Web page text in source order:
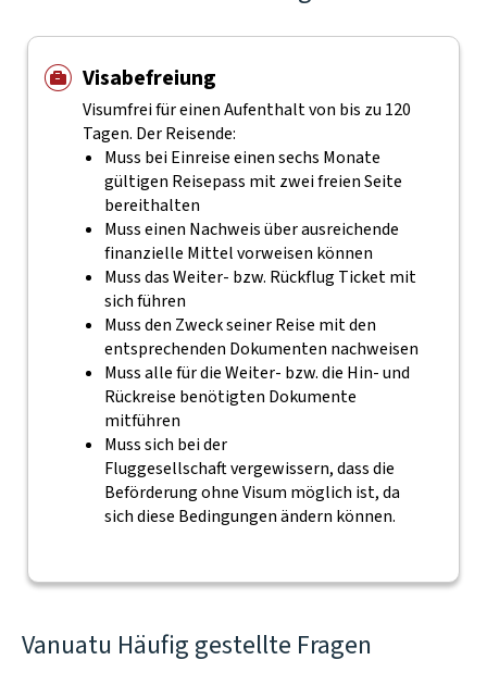
Visabefreiung
Visumfrei für einen Aufenthalt von bis zu 120
Tagen. Der Reisende:
Muss bei Einreise einen sechs Monate
gültigen Reisepass mit zwei freien Seite
bereithalten
Muss einen Nachweis über ausreichende
finanzielle Mittel vorweisen können
Muss das Weiter- bzw. Rückflug Ticket mit
sich führen
Muss den Zweck seiner Reise mit den
entsprechenden Dokumenten nachweisen
Muss alle für die Weiter- bzw. die Hin- und
Rückreise benötigten Dokumente
mitführen
Muss sich bei der
Fluggesellschaft vergewissern, dass die
Beförderung ohne Visum möglich ist, da
sich diese Bedingungen ändern können.
Vanuatu Häufig gestellte Fragen